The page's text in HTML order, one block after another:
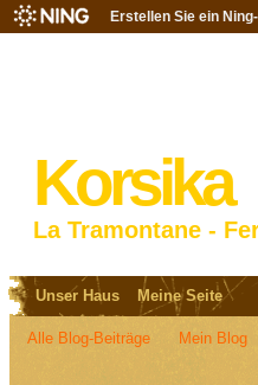
Erstellen Sie ein
Korsika
La Tramontane -
Unser Haus Meine Seite
Alle Blog-Beiträge Mein Blog